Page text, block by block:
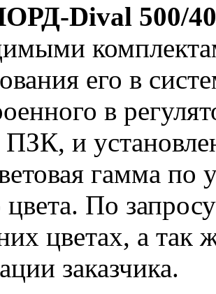
Dival 500/
его в
в
ПЗК, и
гамма по
цвета. По
цветах, а так
заказчика.